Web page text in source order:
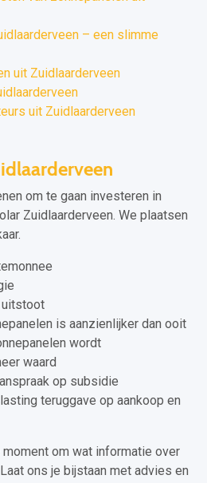
– een slimme
uit Zuidlaarderveen
uit Zuidlaarderveen
om te gaan investeren in
Zuidlaarderveen. We plaatsen
uitstoot
is aanzienlijker dan ooit
wordt
waard
op subsidie
teruggave op aankoop en
om wat informatie over
ons je bijstaan met advies en